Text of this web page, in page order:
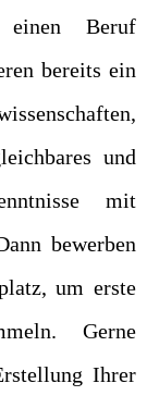
Beruf
bereits ein
und
mit
bewerben
um erste
Gerne
Ihrer